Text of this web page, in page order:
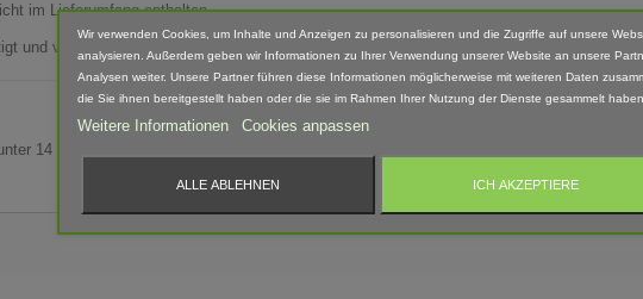
im Lieferumfang enthalten.
und von Hand nach bearbeitet. Daher können Form, Farbe und Ausführung abweichen.
14 Jahren geeignet! Erstickungsgefahr Aufgrund verschluckbarer und spitzer Kleinteile.
Wir verwenden Cookies, um Inhalte und Anzeigen zu personalisieren und die Zugriffe auf unsere
analysieren. Außerdem geben wir Informationen zu Ihrer Verwendung unserer Website an unsere
Analysen weiter. Unsere Partner führen diese Informationen möglicherweise mit weiteren Daten
die Sie ihnen bereitgestellt haben oder die sie im Rahmen Ihrer Nutzung der Dienste gesammelt haben.
Weitere Informationen Cookies anpassen
ALLE ABLEHNEN ICH AKZEPTIERE